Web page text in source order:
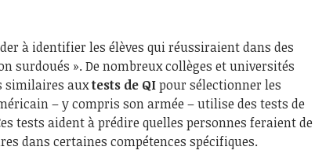
à identifier les élèves qui réussiraient dans des
surdoués ». De nombreux collèges et universités
similaires auxtests de QIpour sélectionner les
– y compris son armée – utilise des tests de
tests aident à prédire quelles personnes feraient de
dans certaines compétences spécifiques.